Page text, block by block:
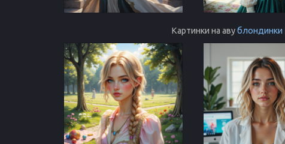
Картинки на авублондинки